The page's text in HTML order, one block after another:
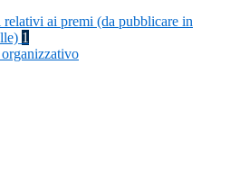
relativi ai premi (da pubblicare in
1
organizzativo